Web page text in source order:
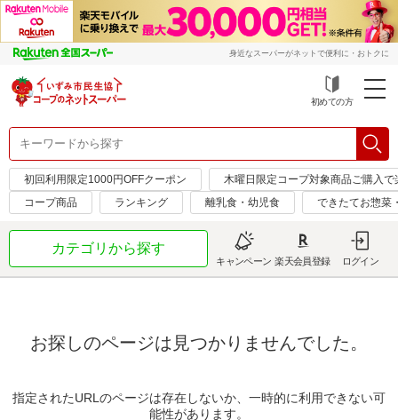
身近なスーパーがネットで便利に・おトクに
初めての方
初回利用限定1000円OFFクーポン
木曜日限定コープ対象商品ご購入
コープ商品
ランキング 離乳食・幼児食 できたてお惣菜
カテゴリから探す
キャンペーン 楽天会員登録 ログイン
お探しのページは見つかりませんでした。
指定されたURLのページは存在しないか、一時的に利用できない可
能性があります。